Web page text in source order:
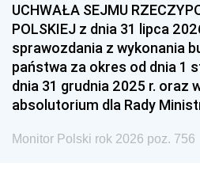
1954 1953
1951 1950
1948 1947
1939 1938
UCHWAŁA SEJMU
POLSKIEJ z dnia 31 lipca
sprawozdania z wykonania
państwa za okres od dnia 1
dnia 31 grudnia 2025 r. oraz
absolutorium dla Rady
Monitor Polski rok 2026 poz. 756